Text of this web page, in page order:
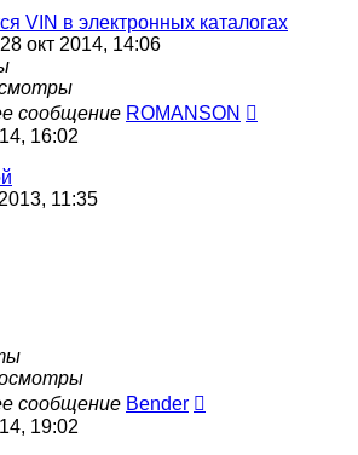
VIN в электронных каталогах
28 окт 2014, 14:06
сообщение ROMANSON
16:02
11:35
сообщение Bender
19:02